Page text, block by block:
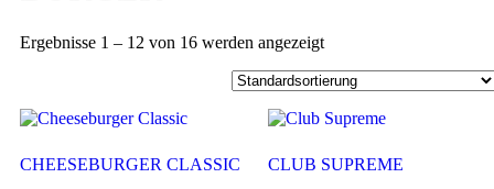
Ergebnisse 1 – 12 von 16 werden angezeigt
CHEESEBURGER CLASSIC CLUB SUPREME